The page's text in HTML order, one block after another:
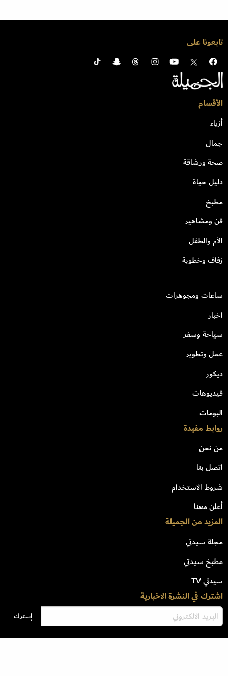
تابعونا على
الأقسام
أزياء
جمال
صحة ورشاقة
دليل حياة
مطبخ
فن ومشاهير
الأم والطفل
زفاف وخطوبة
ساعات ومجوهرات
اخبار
سياحة وسفر
عمل وتطوير
ديكور
فيديوهات
البومات
روابط مفيدة
من نحن
اتصل بنا
شروط الاستخدام
أعلن معنا
المزيد من الجميلة
مجلة سيدتي
مطبخ سيدتي
سيدتي TV
اشترك في النشرة الاخبارية